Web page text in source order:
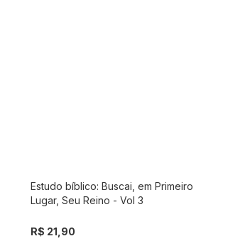
Comprar
Estudo bíblico: Buscai, em Primeiro
Lugar, Seu Reino - Vol 3
R$ 21,90